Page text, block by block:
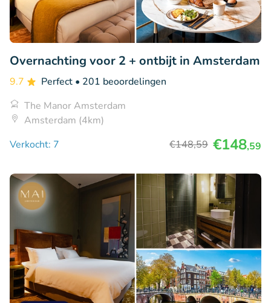
Overnachting voor 2 + ontbijt in Amsterdam
9.7 Perfect • 201 beoordelingen
The Manor Amsterdam
Amsterdam (4km)
Verkocht: 7
€148,59 €148,59